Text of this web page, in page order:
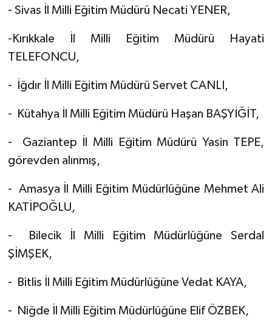
- Sivas İl Milli Eğitim Müdürü Necati YENER,
-Kırıkkale İl Milli Eğitim Müdürü Hayati
TELEFONCU,
- İğdır İl Milli Eğitim Müdürü Servet CANLI,
- Kütahya İl Milli Eğitim Müdürü Haşan BAŞYİĞİT,
- Gaziantep İl Milli Eğitim Müdürü Yasin TEPE,
görevden alınmış,
- Amasya İl Milli Eğitim Müdürlüğüne Mehmet Ali
KATİPOĞLU,
- Bilecik İl Milli Eğitim Müdürlüğüne Serdal
ŞİMŞEK,
- Bitlis İl Milli Eğitim Müdürlüğüne Vedat KAYA,
- Niğde İl Milli Eğitim Müdürlüğüne Elif ÖZBEK,